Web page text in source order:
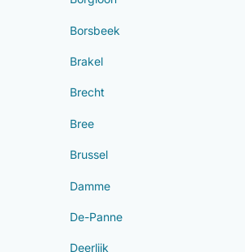
Borsbeek
Brakel
Brecht
Bree
Brussel
Damme
De-Panne
Deerlijk